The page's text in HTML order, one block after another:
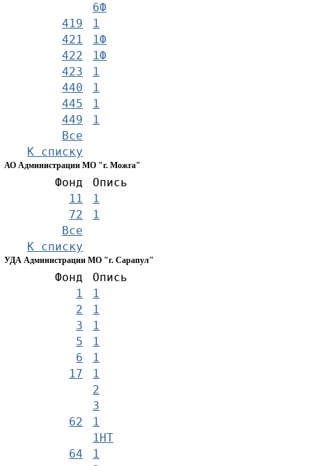
6Ф
419
1
421
1Ф
422
1Ф
423
1
440
1
445
1
449
1
Все
К списку
АО Администрации МО "г. Можга"
Фонд
Опись
11
1
72
1
Все
К списку
УДА Администрации МО "г. Сарапул"
Фонд
Опись
1
1
2
1
3
1
5
1
6
1
17
1
2
3
62
1
1НТ
64
1